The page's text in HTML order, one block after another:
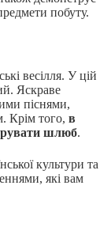
побуту.
весілля. У цій
Яскраве
піснями,
Крім того, в
шлюб.
культури та
які вам